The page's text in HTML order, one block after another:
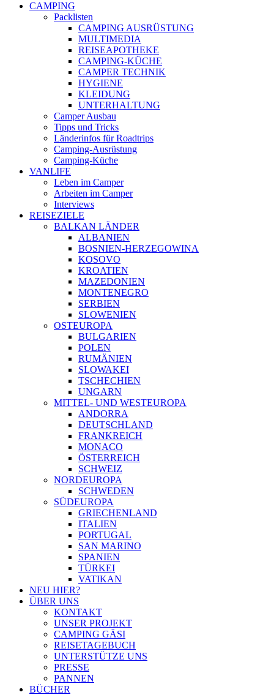
CAMPING
Packlisten
CAMPING AUSRÜSTUNG
MULTIMEDIA
REISEAPOTHEKE
CAMPING-KÜCHE
CAMPER TECHNIK
HYGIENE
KLEIDUNG
UNTERHALTUNG
Camper Ausbau
Tipps und Tricks
Länderinfos für Roadtrips
Camping-Ausrüstung
Camping-Küche
VANLIFE
Leben im Camper
Arbeiten im Camper
Interviews
REISEZIELE
BALKAN LÄNDER
ALBANIEN
BOSNIEN-HERZEGOWINA
KOSOVO
KROATIEN
MAZEDONIEN
MONTENEGRO
SERBIEN
SLOWENIEN
OSTEUROPA
BULGARIEN
POLEN
RUMÄNIEN
SLOWAKEI
TSCHECHIEN
UNGARN
MITTEL- UND WESTEUROPA
ANDORRA
DEUTSCHLAND
FRANKREICH
MONACO
ÖSTERREICH
SCHWEIZ
NORDEUROPA
SCHWEDEN
SÜDEUROPA
GRIECHENLAND
ITALIEN
PORTUGAL
SAN MARINO
SPANIEN
TÜRKEI
VATIKAN
NEU HIER?
ÜBER UNS
KONTAKT
UNSER PROJEKT
CAMPING GÄSI
REISETAGEBUCH
UNTERSTÜTZE UNS
PRESSE
PANNEN
BÜCHER